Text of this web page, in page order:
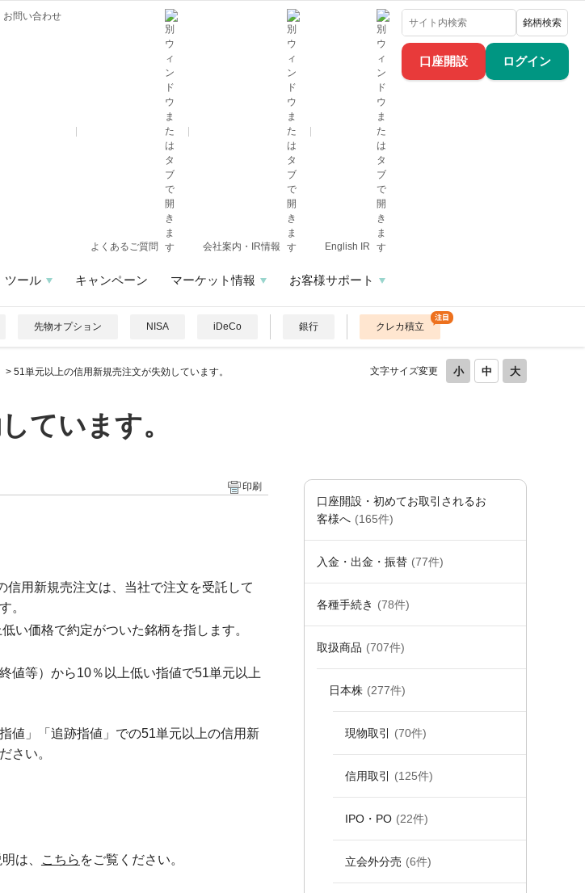
口座開設 ログイン
お問い合わせ
よくあるご質問 会社案内・IR情報 English IR
銘柄検索
ツール キャンペーン マーケット情報 お客様サポート
先物オプション NISA iDeCo 銀行 クレカ積立
文字サイズ変更
> 51単元以上の信用新規売注文が失効しています。
ています。
口座開設・初めてお取引されるお
客様へ (165件)
入金・出金・振替 (77件)
各種手続き (78件)
取扱商品 (707件)
日本株 (277件)
現物取引 (70件)
信用取引 (125件)
IPO・PO (22件)
立会外分売 (6件)
印刷
用新規売注文は、当社で注文を受託して
。
い価格で約定がついた銘柄を指します。
値等）から10％以上低い指値で51単元以上
値」「追跡指値」での51単元以上の信用新
さい。
は、 こちら をご覧ください。